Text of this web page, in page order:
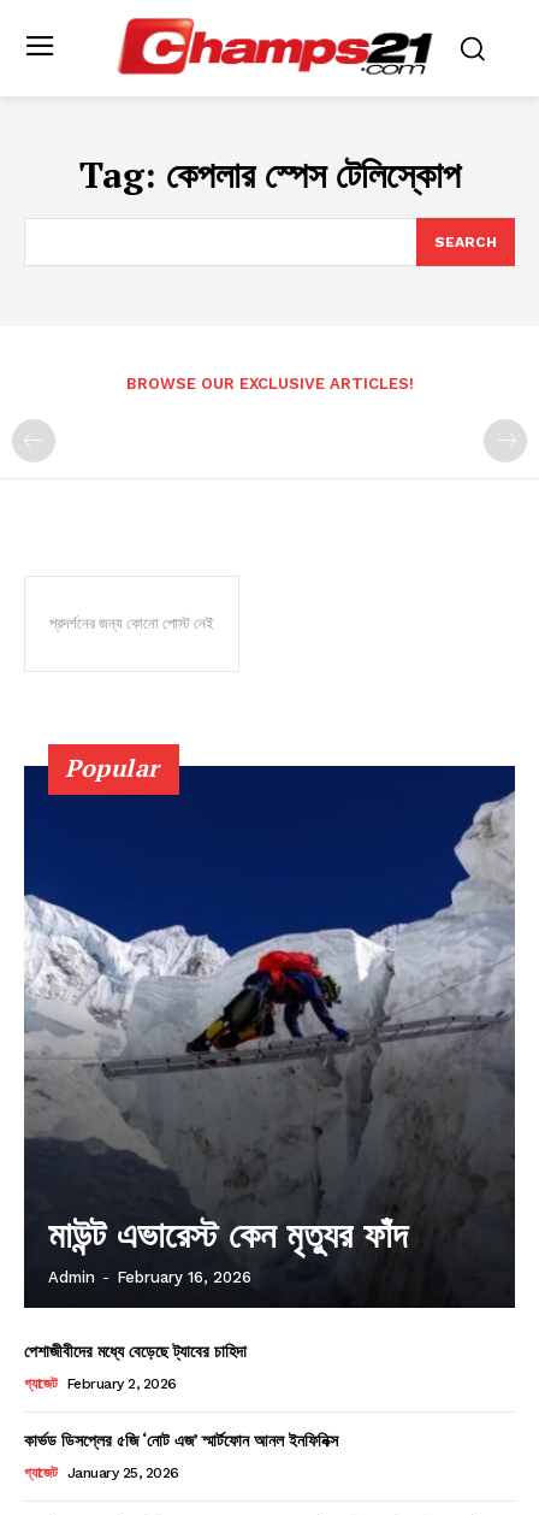
Tag: কেপলার স্পেস টেলিস্কোপ
SEARCH
BROWSE OUR EXCLUSIVE ARTICLES!
প্রদর্শনের জন্য কোনো পোস্ট নেই
Popular
মাউন্ট এভারেস্ট কেন মৃত্যুর ফাঁদ
Admin - February 16, 2026
পেশাজীবীদের মধ্যে বেড়েছে ট্যাবের চাহিদা
গ্যাজেট February 2, 2026
কার্ভড ডিসপ্লের ৫জি ‘নোট এজ’ স্মার্টফোন আনল ইনফিনিক্স
গ্যাজেট January 25, 2026